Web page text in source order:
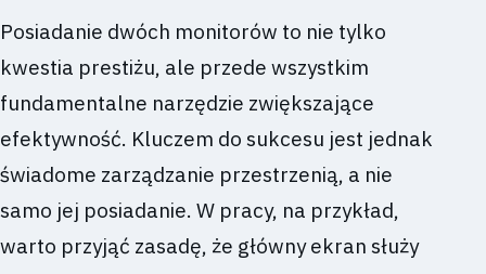
Posiadanie dwóch monitorów to nie tylko
kwestia prestiżu, ale przede wszystkim
fundamentalne narzędzie zwiększające
efektywność. Kluczem do sukcesu jest jednak
świadome zarządzanie przestrzenią, a nie
samo jej posiadanie. W pracy, na przykład,
warto przyjąć zasadę, że główny ekran służy